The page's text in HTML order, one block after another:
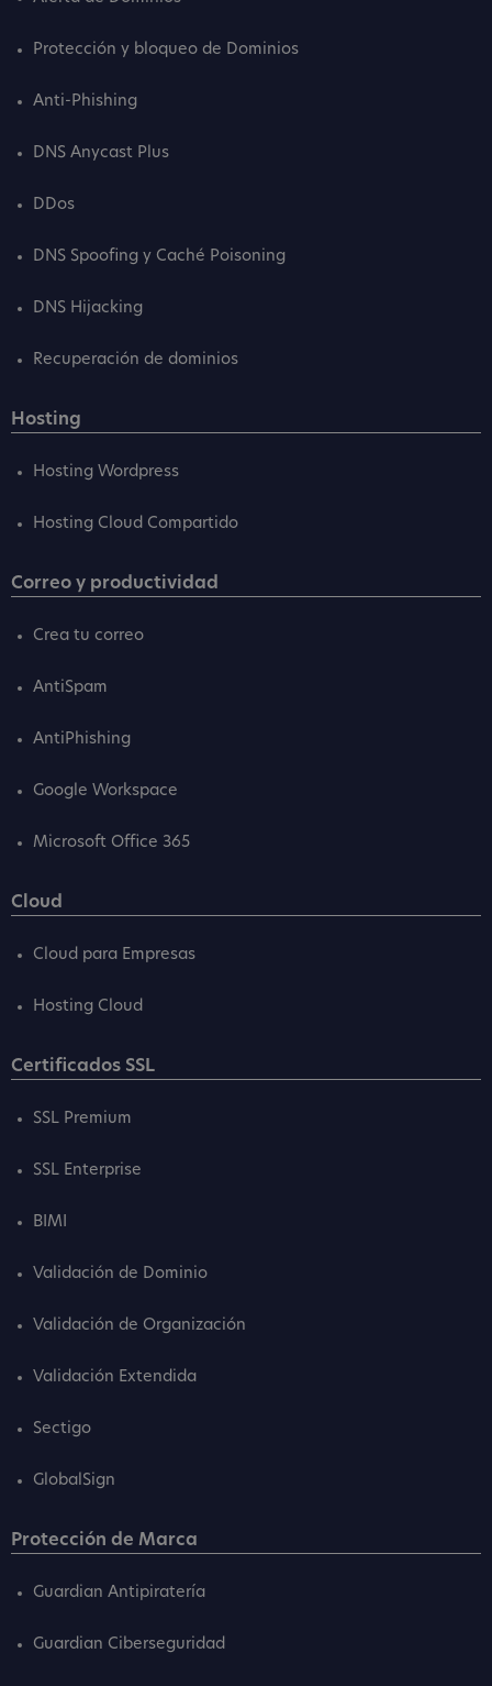
Protección y bloqueo de Dominios
Anti-Phishing
DNS Anycast Plus
DDos
DNS Spoofing y Caché Poisoning
DNS Hijacking
Recuperación de dominios
Hosting
Hosting Wordpress
Hosting Cloud Compartido
Correo y productividad
Crea tu correo
AntiSpam
AntiPhishing
Google Workspace
Microsoft Office 365
Cloud
Cloud para Empresas
Hosting Cloud
Certificados SSL
SSL Premium
SSL Enterprise
BIMI
Validación de Dominio
Validación de Organización
Validación Extendida
Sectigo
GlobalSign
Protección de Marca
Guardian Antipiratería
Guardian Ciberseguridad